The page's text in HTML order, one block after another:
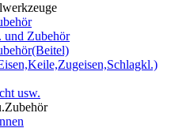
und Zubehör
usw.